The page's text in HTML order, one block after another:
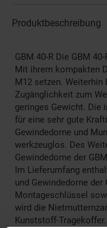
Produktbeschreibung
GBM 40-R Die GBM
Mit ihrem kompakten
M12 setzen.
Zugänglichkeit zum
geringes Gewicht. Die
für eine sehr gute
Gewindedorne und
werkzeuglos. Des
Gewindedorne der
Im Lieferumfang
und Gewindedorne der
Montageschlüssel
wird die
Kunststoff-